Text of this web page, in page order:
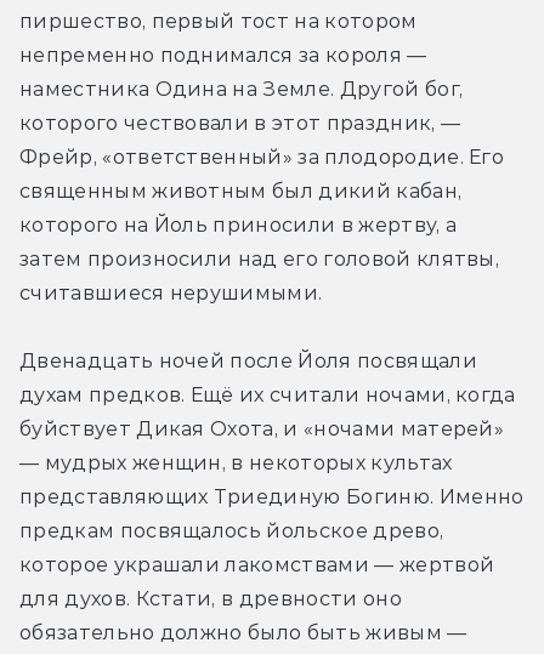
пиршество, первый тост на котором
непременно поднимался за короля —
наместника Одина на Земле. Другой бог,
которого чествовали в этот праздник, —
Фрейр, «ответственный» за плодородие. Его
священным животным был дикий кабан,
которого на Йоль приносили в жертву, а
затем произносили над его головой клятвы,
считавшиеся нерушимыми.
Двенадцать ночей после Йоля посвящали
духам предков. Ещё их считали ночами, когда
буйствует Дикая Охота, и «ночами матерей»
— мудрых женщин, в некоторых культах
представляющих Триединую Богиню. Именно
предкам посвящалось йольское древо,
которое украшали лакомствами — жертвой
для духов. Кстати, в древности оно
обязательно должно было быть живым —